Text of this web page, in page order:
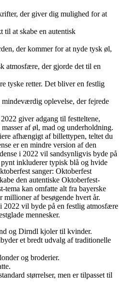
der giver dig mulighed for at
til at skabe en autentisk
der kommer for at nyde tysk øl,
atmosfære, der gjorde det til en
tyske retter. Det bliver en festlig
oplevelse, der fejrede
giver adgang til festteltene,
af øl, mad og underholdning.
afhængigt af billettypen, teltet du
er en mindre version af den
i 2022 vil sandsynligvis byde på
inkluderer typisk blå og hvide
sanger: Oktoberfest
den autentiske Oktoberfest-
kan omfatte alt fra bayerske
af besøgende hvert år.
2022 vil byde på en festlig atmosfære
mennesker.
og Dirndl kjoler til kvinder.
et bredt udvalg af traditionelle
og broderier.
størrelser, men er tilpasset til